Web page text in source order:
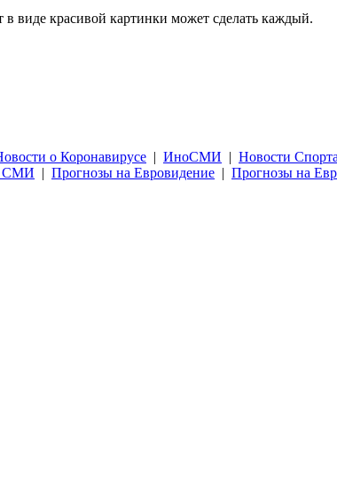
в виде красивой картинки может сделать каждый.
о Коронавирусе | ИноСМИ | Новости Спорта
СМИ | Прогнозы на Евровидение | Прогнозы на